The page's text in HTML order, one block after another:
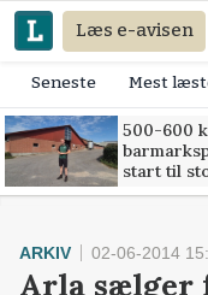
Læs e-avisen
Seneste Mest
500-600
start til
ARKIV 02-06-2014
Arla sælger